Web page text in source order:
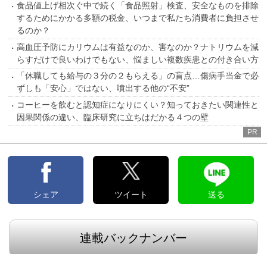
食品値上げ相次ぐ中で続く「食品照射」検査、安全なものを排除
するためにかかる多額の税金、いつまで私たち消費者に負担させ
るのか？
高血圧予防にカリウムは有益なのか、害なのか？ナトリウムを減
らすだけで良いわけでもない、悩ましい複数疾患との付き合い方
「休職しても給与の３分の２もらえる」の盲点…傷病手当金で必
ずしも「安心」ではない、噴出する他の“不安”
コーヒーを飲むと認知症になりにくい？知っておきたい関連性と
因果関係の違い、臨床研究に立ちはだかる４つの壁
PR
シェア ツイート 送る
連載バックナンバー